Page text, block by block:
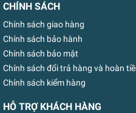
CHÍNH SÁCH
Chính sách giao hàng
Chính sách bảo hành
Chính sách bảo mật
Chính sách đổi trả hàng và hoàn
Chính sách kiểm hàng
HỖ TRỢ KHÁCH HÀNG